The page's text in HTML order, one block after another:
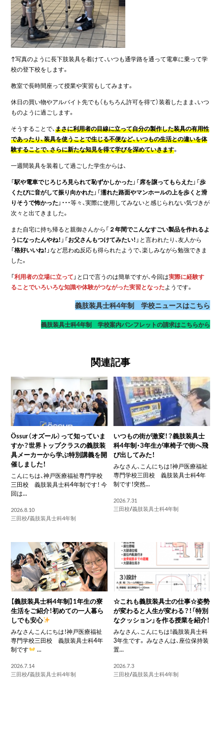
↑写真のように長下肢装具を着けて、いつも通学路を通って電車に乗って学
校の登下校をします。
教室で長時間座って授業や実習もしてみます。
休日の買い物やアルバイト先でも（もちろん許可を得て）装着したまま、いつ
ものように過ごします。
そうすることで、まさに利用者の目線に立って自分の製作した装具の有用性
であったり、装具を使うことで生じる不便など、いつもの生活との違いを体
験することで、さらに新たな知見を得て学びを深めていきます。
一週間装具を装着して過ごした学生からは、
「駅や電車でじろじろ見られて恥ずかしかった 」「席を譲ってもらえた 」「歩
くたびに音がして振り向かれた 」「濡れた路面やマンホールの上を歩くと滑
りそうで怖かった 」・・・等々、実際に使用してみないと感じられない気づきが
次々と出てきました。
また自宅に持ち帰ると親御さんから「２年間でこんなすごい製品を作れるよ
うになったんやね！ 」「お父さんもつけてみたい！ 」と言われたり、友人から
「格好いいね！ 」など思わぬ反応も得られたようで、楽しみながら勉強できま
した。
「利用者の立場に立って 」と口で言うのは簡単ですが、今回は実際に経験す
ることでいろいろな知識や体験がつながった実習となったようです。
義肢装具士科4年制 学校ニュースはこちら
義肢装具士科4年制 学校案内パンフレットの請求はこちらから
関連記事
Össur（オズール）って知っていま
すか？世界トップクラスの義肢装
具メーカーから学ぶ特別講義を開
催しました！
こんにちは、神戸医療福祉専門学校
三田校 義肢装具士科4年制です！ 今
回は...
2026.8.10
三田校/義肢装具士科4年制
いつもの街が激変！？義肢装具士
科4年制・3年生が車椅子で街へ飛
び出してみた！
みなさん、こんにちは！神戸医療福祉
専門学校三田校 義肢装具士科4年
制です！突然...
2026.7.31
三田校/義肢装具士科4年制
【義肢装具士科4年制】1年生の寮
生活をご紹介！初めての一人暮ら
しでも安心
みなさんこんにちは！神戸医療福祉
専門学校三田校 義肢装具士科4年
制です
...
2026.7.14
三田校/義肢装具士科4年制
☆これも義肢装具士の仕事☆姿勢
が変わると人生が変わる？！「特別
なクッション」を作る授業を紹介！
みなさん、こんにちは！義肢装具士科
3年生です。 みなさんは、座位保持装
置...
2026.7.3
三田校/義肢装具士科4年制